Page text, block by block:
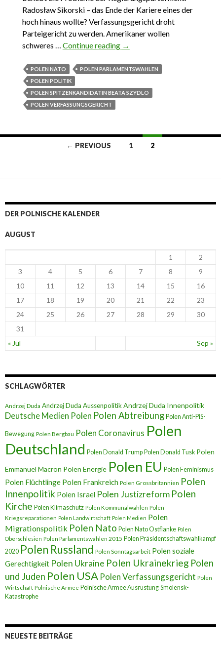
Radosław Sikorski – das Ende der Kariere eines der
hoch hinaus wollte? Verfassungsgericht droht
Parteigericht zu werden. Amerikaner wollen
schweres … Continue reading Das wichtigste aus Polen 14.
→
POLEN NATO
POLEN PARLAMENTSWAHLEN
POLEN POLITIK
POLEN SPITZENKANDIDATIN BEATA SZYDLO
POLEN VERFASSUNGSGERICHT
← PREVIOUS 1 2
DER POLNISCHE KALENDER
AUGUST
« Jul Sep »
1
2
3
4 5 6 7 8
9
10
11 12 13 14 15
16
17
18 19 20 21 22
23
24
25 26 27 28 29
30
31
SCHLAGWÖRTER
Andrzej Duda Andrzej Duda AussenpolitikAndrzej Duda Innenpolitik
Deutsche Medien Polen Polen Abtreibung Polen Anti-PiS-
Bewegung Polen Bergbau Polen Coronavirus Polen
Deutschland Polen Donald Trump Polen Donald Tusk Polen
Emmanuel Macron Polen Energie Polen EU Polen Feminismus
Polen Flüchtlinge Polen Frankreich Polen Grossbritannien Polen
Innenpolitik Polen Israel Polen Justizreform Polen
Kirche Polen Klimaschutz Polen Kommunalwahlen Polen
Kriegsreparationen Polen Landwirtschaft Polen Medien Polen
Migrationspolitik Polen Nato Polen Nato Ostflanke Polen
Oberschlesien Polen Parlamentswahlen 2015 Polen Präsidentschaftswahlkampf
2020 Polen Russland Polen Sonntagsarbeit Polen soziale
Gerechtigkeit Polen Ukraine Polen Ukrainekrieg Polen
und Juden Polen USA Polen Verfassungsgericht Polen
Wirtschaft Polnische Armee Polnische Armee Ausrüstung Smolensk-
Katastrophe
NEUESTE BEITRÄGE